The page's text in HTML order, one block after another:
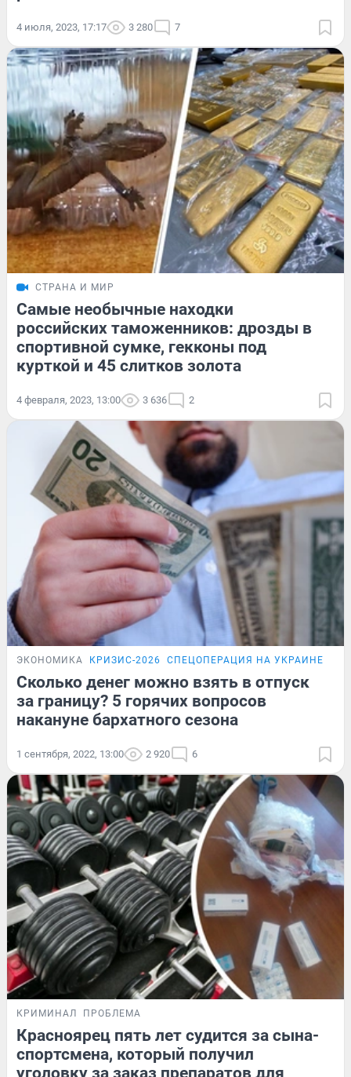
4 июля, 2023, 17:17 3 280 7
СТРАНА И МИР
Самые необычные находки
российских таможенников: дрозды в
спортивной сумке, гекконы под
курткой и 45 слитков золота
4 февраля, 2023, 13:00 3 636 2
ЭКОНОМИКА КРИЗИС-2026 СПЕЦОПЕРАЦИЯ НА УКРАИНЕ
Сколько денег можно взять в отпуск
за границу? 5 горячих вопросов
накануне бархатного сезона
1 сентября, 2022, 13:00 2 920 6
КРИМИНАЛ ПРОБЛЕМА
Красноярец пять лет судится за сына-
спортсмена, который получил